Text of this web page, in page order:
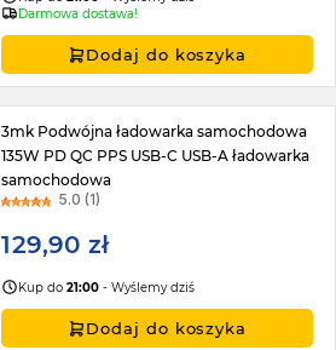
Darmowa dostawa!
Dodaj do koszyka
3mk Podwójna ładowarka samochodowa
135W PD QC PPS USB-C USB-A ładowarka
samochodowa
5.0 (1)
129,90 zł
Kup do21:00 - Wyślemy dziś
Dodaj do koszyka